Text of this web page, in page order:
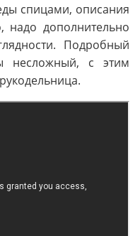
спицами, описания
надо дополнительно
Подробный
несложный, с этим